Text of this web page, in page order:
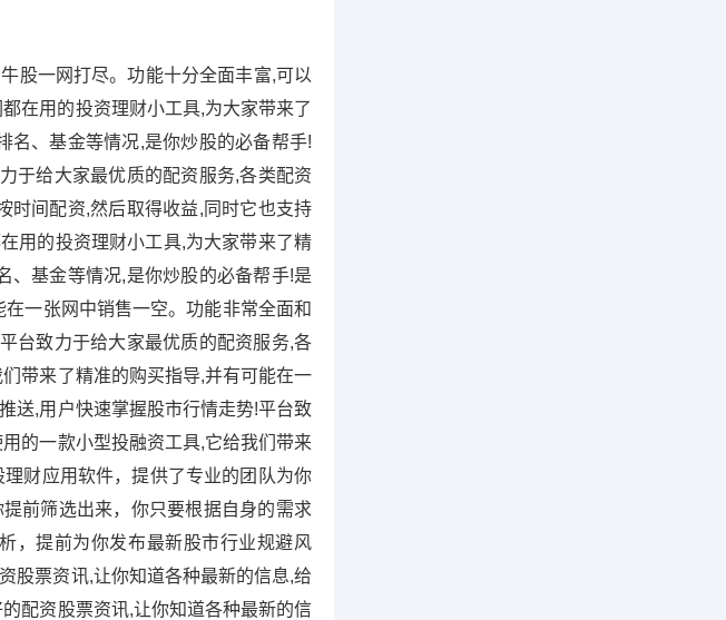
股一网打尽。功能十分全面丰富,可以
在用的投资理财小工具,为大家带来了
名、基金等情况,是你炒股的必备帮手!
于给大家最优质的配资服务,各类配资
时间配资,然后取得收益,同时它也支持
用的投资理财小工具,为大家带来了精
、基金等情况,是你炒股的必备帮手!是
一张网中销售一空。功能非常全面和
台致力于给大家最优质的配资服务,各
带来了精准的购买指导,并有可能在一
送,用户快速掌握股市行情走势!平台致
的一款小型投融资工具,它给我们带来
财应用软件，提供了专业的团队为你
前筛选出来，你只要根据自身的需求
，提前为你发布最新股市行业规避风
股票资讯,让你知道各种最新的信息,给
配资股票资讯,让你知道各种最新的信